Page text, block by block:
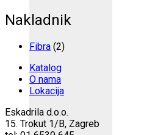
Nakladnik
Fibra (2)
Katalog
O nama
Lokacija
Eskadrila d.o.o.
15. Trokut 1/B, Zagreb